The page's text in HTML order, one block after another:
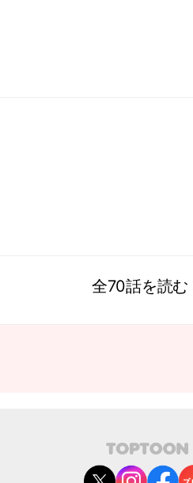
全70話を読む
contact@toptoon.jp